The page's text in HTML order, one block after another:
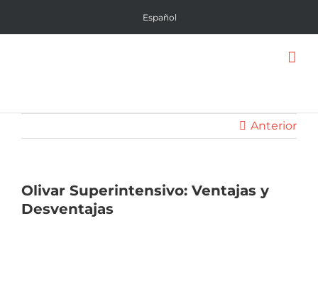
Español
Anterior
Olivar Superintensivo: Ventajas y
Desventajas